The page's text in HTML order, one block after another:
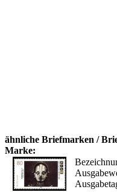
ähnliche Briefmarken /
Marke: